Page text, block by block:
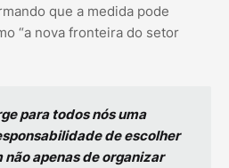
que a medida pode
“a nova fronteira do setor
para todos nós uma
de escolher
apenas de organizar